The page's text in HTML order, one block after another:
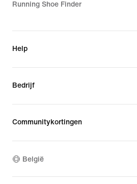
Running Shoe Finder
Help
Bedrijf
Communitykortingen
België